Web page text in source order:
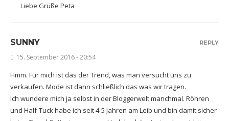
Liebe Grüße Peta
SUNNY
15. September 2016 - 20:54
Hmm. Für mich ist das der Trend, was man versucht uns zu
verkaufen. Mode ist dann schließlich das was wir tragen.
Ich wundere mich ja selbst in der Bloggerwelt manchmal. Röhren
und Half-Tuck habe ich seit 4-5 Jahren am Leib und bin damit sicher
REPLY